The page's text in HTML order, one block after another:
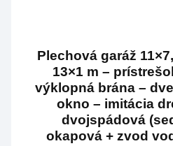
Plechová garáž
13×1 m –
výklopná brána –
okno – imitácia
dvojspádová
okapová + zvod